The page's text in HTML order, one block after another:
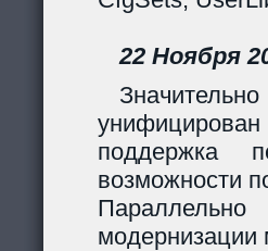
22 Ноября
поддержка
возможности
модернизации